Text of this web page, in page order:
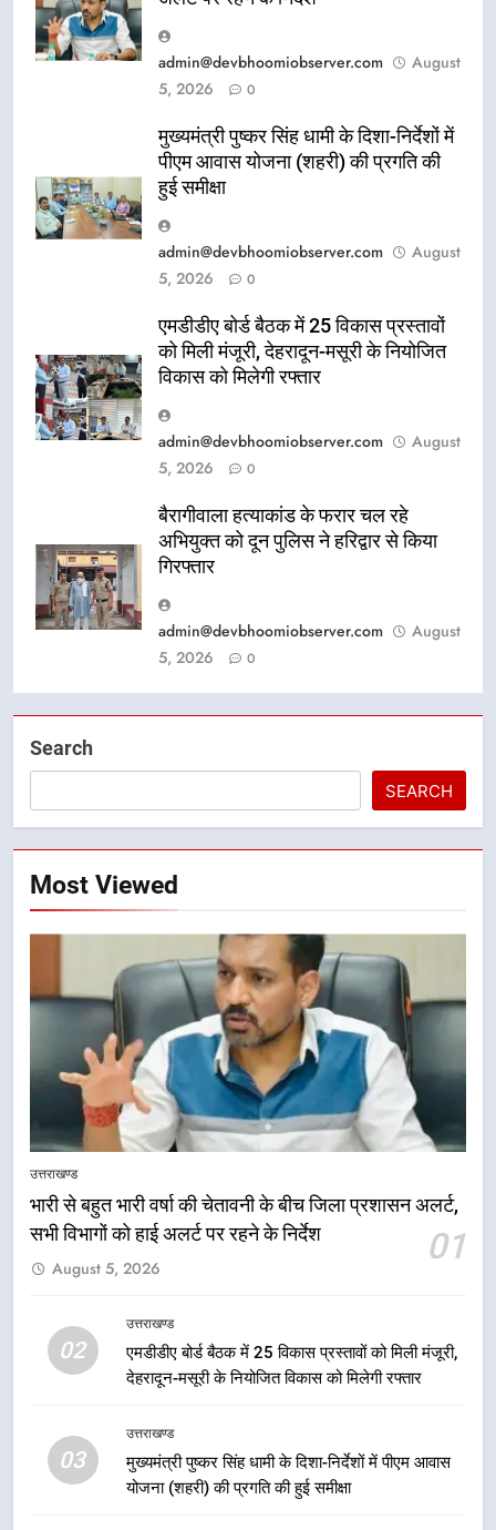
admin@devbhoomiobserver.com
August
5, 2026
0
मुख्यमंत्री पुष्कर सिंह धामी के दिशा-निर्देशों में
पीएम आवास योजना (शहरी) की प्रगति की
हुई समीक्षा
admin@devbhoomiobserver.com
August
5, 2026
0
एमडीडीए बोर्ड बैठक में 25 विकास प्रस्तावों
को मिली मंजूरी, देहरादून-मसूरी के नियोजित
विकास को मिलेगी रफ्तार
admin@devbhoomiobserver.com
August
5, 2026
0
बैरागीवाला हत्याकांड के फरार चल रहे
अभियुक्त को दून पुलिस ने हरिद्वार से किया
गिरफ्तार
admin@devbhoomiobserver.com
August
5, 2026
0
Search
SEARCH
Most Viewed
उत्तराखण्ड
भारी से बहुत भारी वर्षा की चेतावनी के बीच जिला प्रशासन अलर्ट,
सभी विभागों को हाई अलर्ट पर रहने के निर्देश
01
August 5, 2026
02
उत्तराखण्ड
एमडीडीए बोर्ड बैठक में 25 विकास प्रस्तावों को मिली मंजूरी,
देहरादून-मसूरी के नियोजित विकास को मिलेगी रफ्तार
03
उत्तराखण्ड
मुख्यमंत्री पुष्कर सिंह धामी के दिशा-निर्देशों में पीएम आवास
योजना (शहरी) की प्रगति की हुई समीक्षा
मुख्यमंत्री धामी की सुरक्षा प्राथमिकता:
सीसीटीवी, ड्रोन और स्वास्थ्य सेवाओं के
कांवड़ मार्ग
6
प्रगति समीक्षा
उत्तराखण्ड